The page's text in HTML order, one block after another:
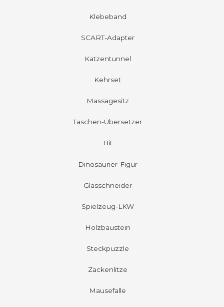
Klebeband
SCART-Adapter
Katzentunnel
Kehrset
Massagesitz
Taschen-Übersetzer
Bit
Dinosaurier-Figur
Glasschneider
Spielzeug-LKW
Holzbaustein
Steckpuzzle
Zackenlitze
Mausefalle